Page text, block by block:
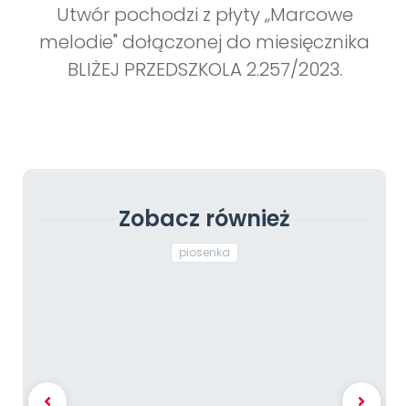
Utwór pochodzi z płyty „Marcowe
melodie" dołączonej do miesięcznika
BLIŻEJ PRZEDSZKOLA 2.257/2023.
Zobacz również
piosenka